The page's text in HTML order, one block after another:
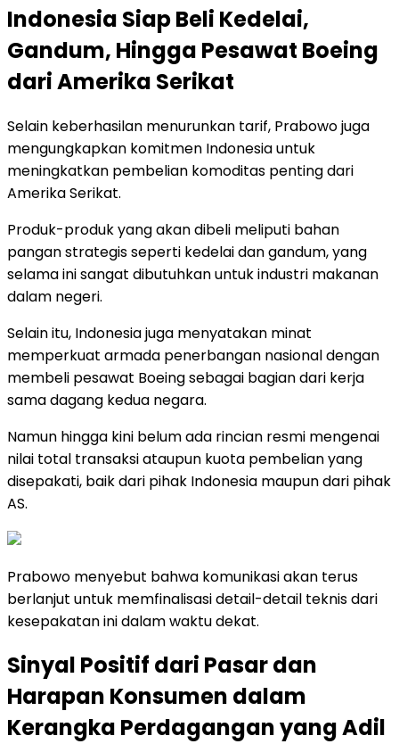
Indonesia Siap Beli Kedelai,
Gandum, Hingga Pesawat Boeing
dari Amerika Serikat
Selain keberhasilan menurunkan tarif, Prabowo juga
mengungkapkan komitmen Indonesia untuk
meningkatkan pembelian komoditas penting dari
Amerika Serikat.
Produk-produk yang akan dibeli meliputi bahan
pangan strategis seperti kedelai dan gandum, yang
selama ini sangat dibutuhkan untuk industri makanan
dalam negeri.
Selain itu, Indonesia juga menyatakan minat
memperkuat armada penerbangan nasional dengan
membeli pesawat Boeing sebagai bagian dari kerja
sama dagang kedua negara.
Namun hingga kini belum ada rincian resmi mengenai
nilai total transaksi ataupun kuota pembelian yang
disepakati, baik dari pihak Indonesia maupun dari pihak
AS.
Prabowo menyebut bahwa komunikasi akan terus
berlanjut untuk memfinalisasi detail-detail teknis dari
kesepakatan ini dalam waktu dekat.
Sinyal Positif dari Pasar dan
Harapan Konsumen dalam
Kerangka Perdagangan yang Adil